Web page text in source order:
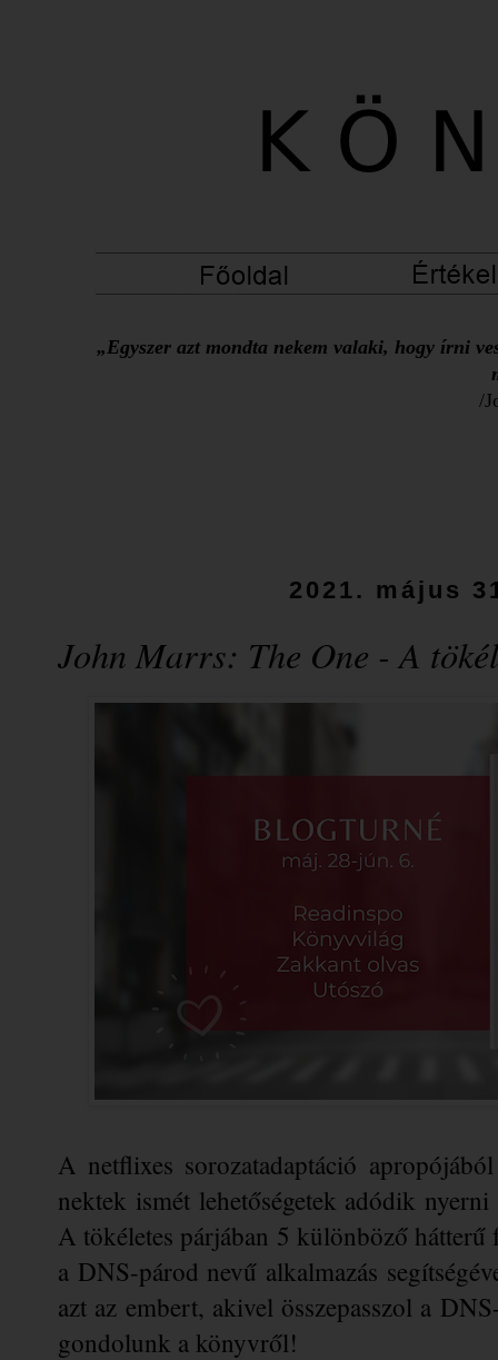
„Egyszer azt mondta nekem valaki, hogy írni
/
2021. május
John Marrs: The One - A
A netflixes sorozatadaptáció
nektek ismét lehetőségetek adódik
A tökéletes párjában 5 különböző
a DNS-párod nevű alkalmazás
azt az embert, akivel összepasszol a
gondolunk a könyvről!